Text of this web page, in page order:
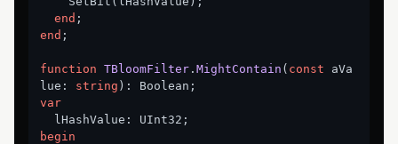
end
end ;
function TBloomFilter. MightContain ( const aVa
lue: string ) :
var
begin